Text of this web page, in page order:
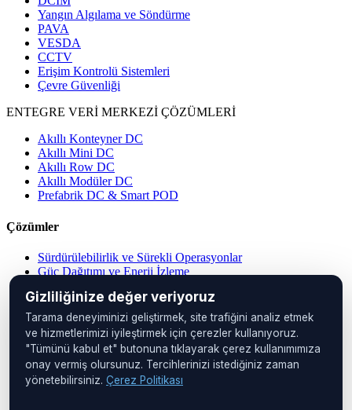
Yangın Algılama ve Söndürme
PAVA
VESDA
CCTV
Erişim Kontrolü Sistemleri
Çevre Güvenliği
ENTEGRE VERİ MERKEZİ ÇÖZÜMLERİ
Akıllı Konteyner DC
Akıllı Mini DC
Akıllı Row DC
Akıllı Modüler DC
Prefabrik DC & Smart POD
Çözümler
Sürdürülebilirlik ve Sürekli Operasyonlar
Güç Dağıtımı ve Enerji İzleme
Veri Merkezi Çözümleri
IP PDU Çözümleri
Cihaz Yönetimi
Uzak Konumlar
Kabin İzleme
Merkez Ofis
Gizliliğinize değer veriyoruz
Tarama deneyiminizi geliştirmek, site trafiğini analiz etmek
ve hizmetlerimizi iyileştirmek için çerezler kullanıyoruz.
"Tümünü kabul et" butonuna tıklayarak çerez kullanımımıza
onay vermiş olursunuz. Tercihlerinizi istediğiniz zaman
yönetebilirsiniz. Çerez Politikası